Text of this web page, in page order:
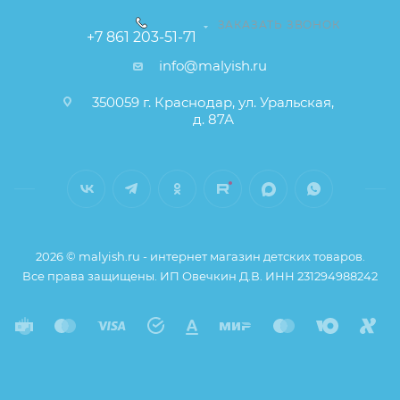
+7 861 203-51-71
ЗАКАЗАТЬ ЗВОНОК
info@malyish.ru
350059 г. Краснодар, ул. Уральская,
д. 87А
2026 © malyish.ru - интернет магазин детских товаров.
Все права защищены. ИП Овечкин Д.В. ИНН 231294988242